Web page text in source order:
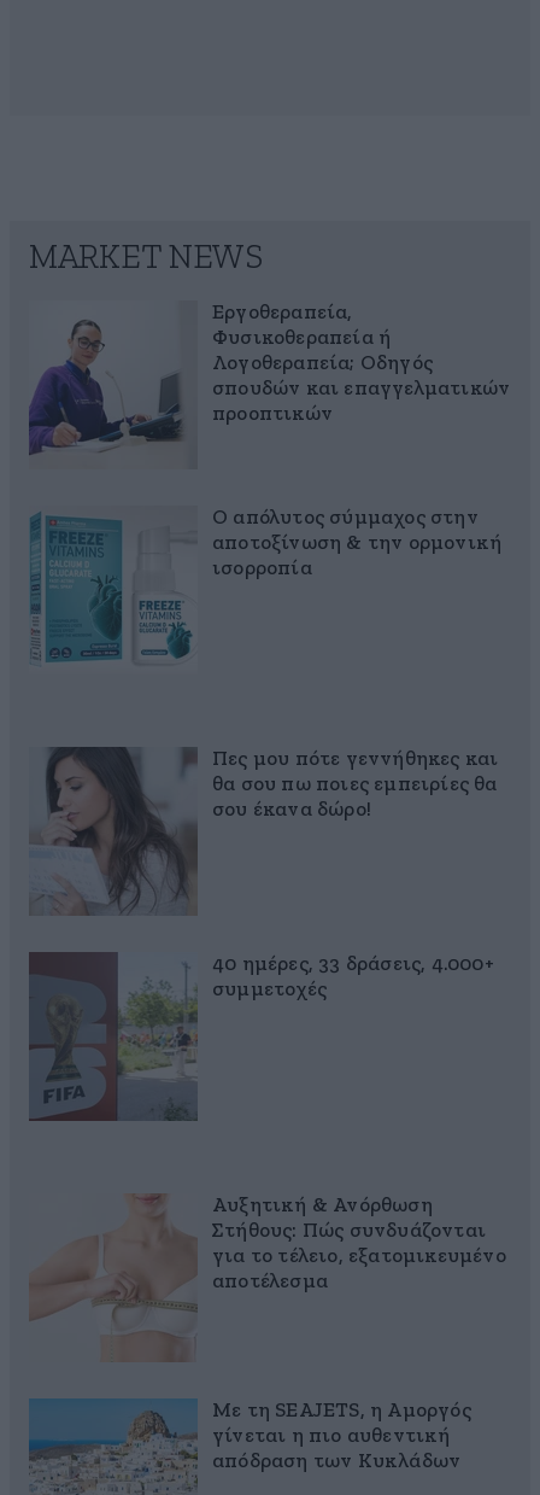
MARKET NEWS
Εργοθεραπεία,
Φυσικοθεραπεία ή
Λογοθεραπεία; Οδηγός
σπουδών και επαγγελματικών
προοπτικών
Ο απόλυτος σύμμαχος στην
αποτοξίνωση & την ορμονική
ισορροπία
Πες μου πότε γεννήθηκες και
θα σου πω ποιες εμπειρίες θα
σου έκανα δώρο!
40 ημέρες, 33 δράσεις, 4.000+
συμμετοχές
Αυξητική & Ανόρθωση
Στήθους: Πώς συνδυάζονται
για το τέλειο, εξατομικευμένο
αποτέλεσμα
Με τη SEAJETS, η Αμοργός
γίνεται η πιο αυθεντική
απόδραση των Κυκλάδων